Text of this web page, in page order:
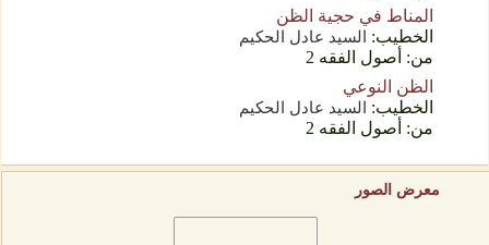
المناط في حجية الظن
الخطيب: السید عادل الحکیم
من: أصول الفقه 2
الظن النوعي
الخطيب: السید عادل الحکیم
من: أصول الفقه 2
معرض الصور